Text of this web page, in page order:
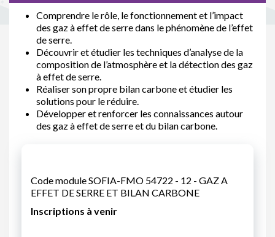
Comprendre le rôle, le fonctionnement et l’impact
des gaz à effet de serre dans le phénomène de l’effet
de serre.
Découvrir et étudier les techniques d’analyse de la
composition de l’atmosphère et la détection des gaz
à effet de serre.
Réaliser son propre bilan carbone et étudier les
solutions pour le réduire.
Développer et renforcer les connaissances autour
des gaz à effet de serre et du bilan carbone.
Code module SOFIA-FMO 54722 - 12 - GAZ A
EFFET DE SERRE ET BILAN CARBONE
Inscriptions à venir